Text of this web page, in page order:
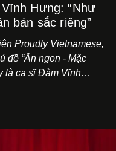
Hưng: “Như
bản sắc riêng”
Proudly Vietnamese,
đề “Ăn ngon - Mặc
là ca sĩ Đàm Vĩnh
hoài niệm, thu